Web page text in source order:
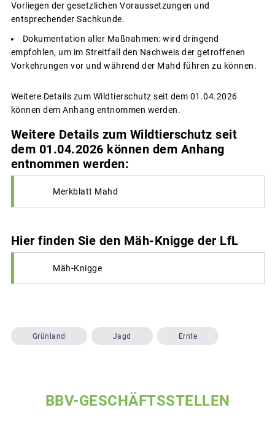
Vorliegen der gesetzlichen Voraussetzungen und
entsprechender Sachkunde.
Dokumentation aller Maßnahmen: wird dringend
empfohlen, um im Streitfall den Nachweis der getroffenen
Vorkehrungen vor und während der Mahd führen zu können.
Weitere Details zum Wildtierschutz seit dem 01.04.2026
können dem Anhang entnommen werden.
Weitere Details zum Wildtierschutz seit
dem 01.04.2026 können dem Anhang
entnommen werden:
Merkblatt Mahd
Hier finden Sie den Mäh-Knigge der LfL
Mäh-Knigge
Grünland Jagd Ernte
BBV-GESCHÄFTSSTELLEN